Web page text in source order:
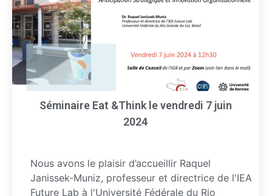
Séminaire Eat &Think le vendredi 7 juin
2024
Nous avons le plaisir d’accueillir Raquel
Janissek-Muniz, professeur et directrice de l'IEA
Future Lab à l'Université Fédérale du Rio